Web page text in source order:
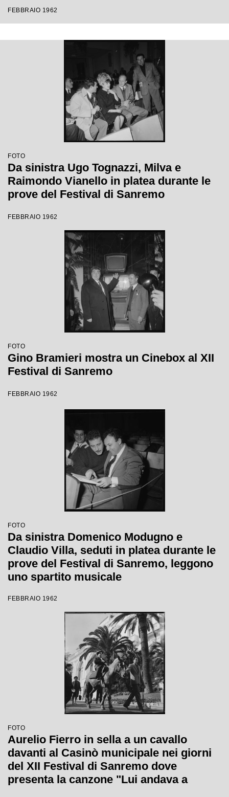
FEBBRAIO 1962
FOTO
Da sinistra Ugo Tognazzi, Milva e
Raimondo Vianello in platea durante le
prove del Festival di Sanremo
FEBBRAIO 1962
FOTO
Gino Bramieri mostra un Cinebox al XII
Festival di Sanremo
FEBBRAIO 1962
FOTO
Da sinistra Domenico Modugno e
Claudio Villa, seduti in platea durante le
prove del Festival di Sanremo, leggono
uno spartito musicale
FEBBRAIO 1962
FOTO
Aurelio Fierro in sella a un cavallo
davanti al Casinò municipale nei giorni
del XII Festival di Sanremo dove
presenta la canzone "Lui andava a